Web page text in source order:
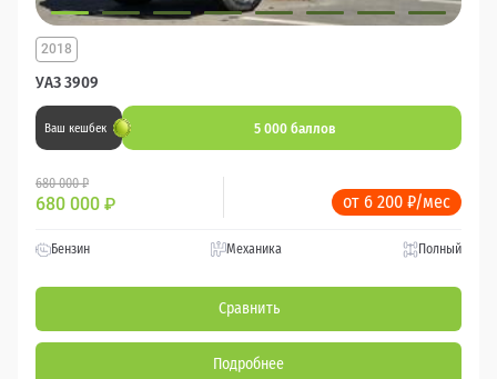
УАЗ 3909
2018
Ваш кешбек 5 000 баллов
680 000 ₽
680 000 ₽ от 6 200 ₽/мес
Бензин Механика Полный
Сравнить
Подробнее